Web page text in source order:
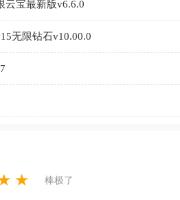
云宝最新版v6.6.0
无限钻石v10.00.0
★ 棒极了